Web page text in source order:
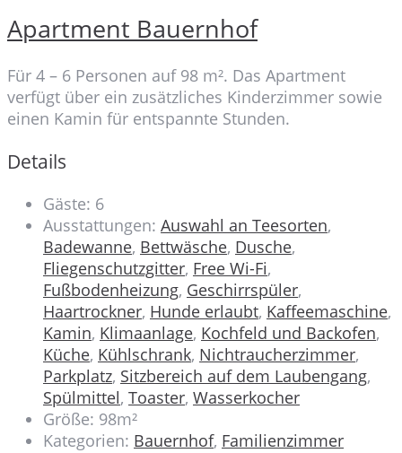
Apartment Bauernhof
Für 4 – 6 Personen auf 98 m². Das Apartment
verfügt über ein zusätzliches Kinderzimmer sowie
einen Kamin für entspannte Stunden.
Details
Gäste: 6
Ausstattungen: Auswahl an Teesorten,
Badewanne, Bettwäsche, Dusche,
Fliegenschutzgitter, Free Wi-Fi,
Fußbodenheizung, Geschirrspüler,
Haartrockner, Hunde erlaubt, Kaffeemaschine,
Kamin, Klimaanlage, Kochfeld und Backofen,
Küche, Kühlschrank, Nichtraucherzimmer,
Parkplatz, Sitzbereich auf dem Laubengang,
Spülmittel, Toaster, Wasserkocher
Größe: 98m²
Kategorien: Bauernhof, Familienzimmer